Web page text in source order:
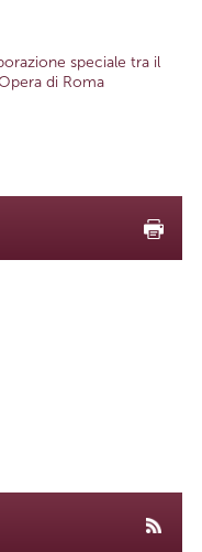
speciale tra il
di Roma